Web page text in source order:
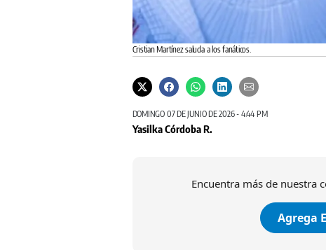
Cristian Martínez saluda a los fanáticos.
DOMINGO 07 DE JUNIO DE 2026 - 4:44 PM
Yasilka Córdoba R.
Encuentra más de nuestra
Agrega